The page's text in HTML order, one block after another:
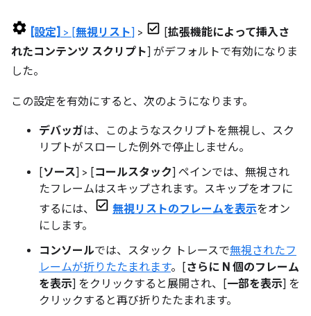
[設定] > [無視リスト] > [拡張機能によって挿入さ
れたコンテンツ スクリプト] がデフォルトで有効になりま
した。
この設定を有効にすると、次のようになります。
デバッガは、このようなスクリプトを無視し、スク
リプトがスローした例外で停止しません。
[ソース] > [コールスタック] ペインでは、無視され
たフレームはスキップされます。スキップをオフに
するには、
無視リストのフレームを表示をオン
にします。
コンソールでは、スタック トレースで無視されたフ
レームが折りたたまれます。[さらに N 個のフレーム
を表示] をクリックすると展開され、[一部を表示] を
クリックすると再び折りたたまれます。